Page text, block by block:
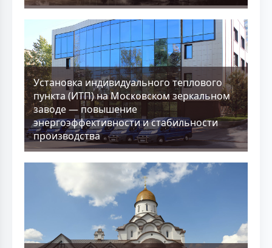
Установка индивидуального теплового
пункта (ИТП) на Московском зеркальном
заводе — повышение
энергоэффективности и стабильности
производства